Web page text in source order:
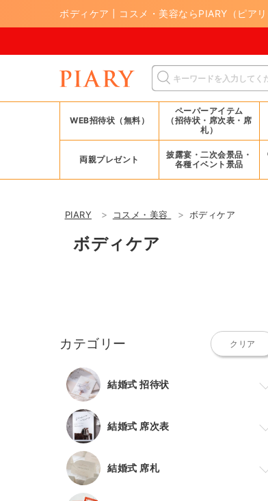
ボディケア | コスメ・美容ならPIARY（ピアリ
8/
WEB招待状（無料）
ペーパーアイテム
（招待状・席次表・席
札）
両親プレゼント
披露宴・二次会景品・
各種イベント景品
PIARY コスメ・美容 ボディケア
ボディケア
カテゴリー クリア
結婚式 招待状
結婚式 席次表
結婚式 席札